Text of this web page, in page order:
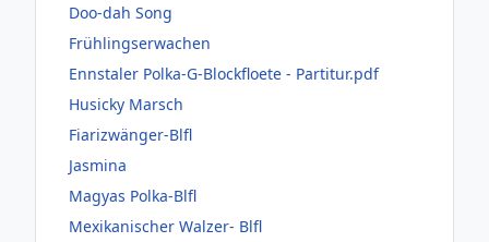
Doo-dah Song
Frühlingserwachen
Ennstaler Polka-G-Blockfloete - Partitur.pdf
Husicky Marsch
Fiarizwänger-Blfl
Jasmina
Magyas Polka-Blfl
Mexikanischer Walzer- Blfl